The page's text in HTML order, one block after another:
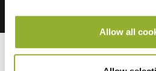
Allow all